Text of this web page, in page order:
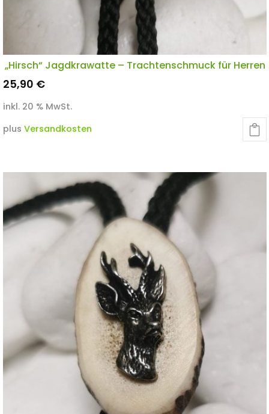
„Hirsch“ Jagdkrawatte – Trachtenschmuck für Herren
25,90 €
inkl. 20 % MwSt.
plus Versandkosten